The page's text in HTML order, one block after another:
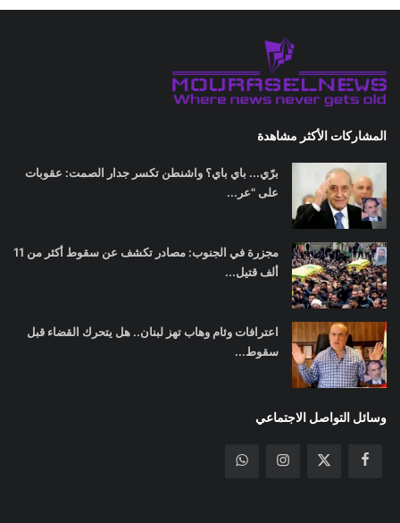
المشاركات الأكثر مشاهدة
برّي... باي باي؟ واشنطن تكسر جدار الصمت: عقوبات
على "عر...
مجزرة في الجنوب: مصادر تكشف عن سقوط أكثر من 11
ألف قتيل...
اعترافات وئام وهاب تهز لبنان.. هل يتحرك القضاء قبل
سقوط...
وسائل التواصل الاجتماعي